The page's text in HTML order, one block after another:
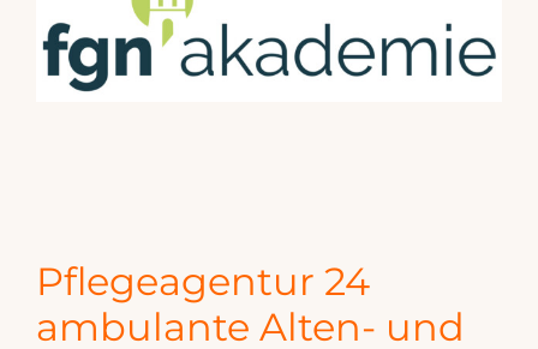
Pflegeagentur 24
ambulante Alten- und